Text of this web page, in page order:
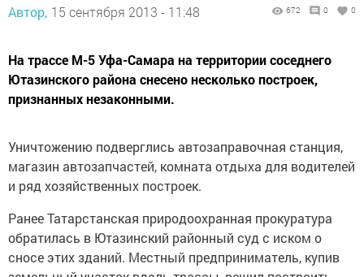
Автор, 15 сентября 2013 - 11:48 672 0 0
На трассе М-5 Уфа-Самара на территории соседнего
Ютазинского района снесено несколько построек,
признанных незаконными.
Уничтожению подверглись автозаправочная станция,
магазин автозапчастей, комната отдыха для водителей
и ряд хозяйственных построек.
Ранее Татарстанская природоохранная прокуратура
обратилась в Ютазинский районный суд с иском о
сносе этих зданий. Местный предприниматель, купив